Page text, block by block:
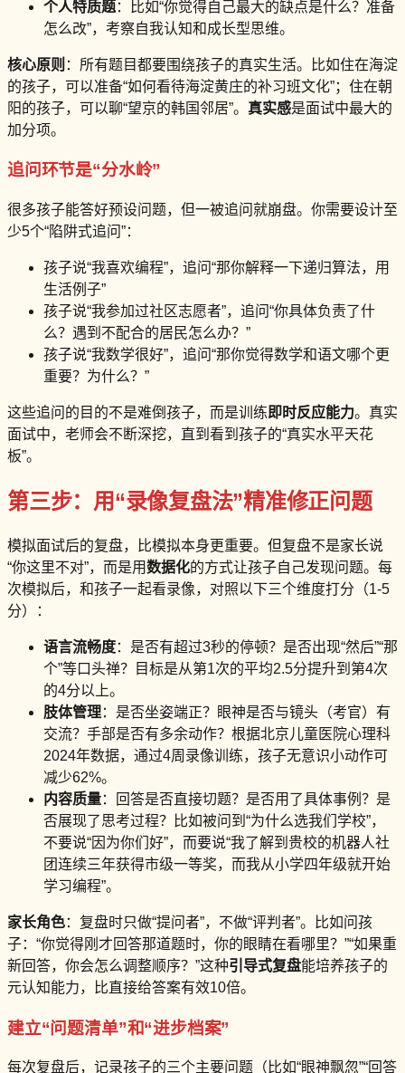
个人特质题：比如“你觉得自己最大的缺点是什么？准备
怎么改”，考察自我认知和成长型思维。
核心原则 ：所有题目都要围绕孩子的真实生活。比如住在海淀
的孩子，可以准备“如何看待海淀黄庄的补习班文化”；住在朝
阳的孩子，可以聊“望京的韩国邻居”。 真实感是面试中最大的
加分项。
追问环节是“分水岭”
很多孩子能答好预设问题，但一被追问就崩盘。你需要设计至
少5个“陷阱式追问”：
孩子说“我喜欢编程”，追问“那你解释一下递归算法，用
生活例子”
孩子说“我参加过社区志愿者”，追问“你具体负责了什
么？遇到不配合的居民怎么办？”
孩子说“我数学很好”，追问“那你觉得数学和语文哪个更
重要？为什么？”
这些追问的目的不是难倒孩子，而是训练 即时反应能力。真实
面试中，老师会不断深挖，直到看到孩子的“真实水平天花
板”。
第三步：用“录像复盘法”精准修正问题
模拟面试后的复盘，比模拟本身更重要。但复盘不是家长说
“你这里不对”，而是用数据化的方式让孩子自己发现问题。每
次模拟后，和孩子一起看录像，对照以下三个维度打分（1-5
分）：
语言流畅度：是否有超过3秒的停顿？是否出现“然后”“那
个”等口头禅？目标是从第1次的平均2.5分提升到第4次
的4分以上。
肢体管理：是否坐姿端正？眼神是否与镜头（考官）有
交流？手部是否有多余动作？根据北京儿童医院心理科
2024年数据，通过4周录像训练，孩子无意识小动作可
减少62%。
内容质量：回答是否直接切题？是否用了具体事例？是
否展现了思考过程？比如被问到“为什么选我们学校”，
不要说“因为你们好”，而要说“我了解到贵校的机器人社
团连续三年获得市级一等奖，而我从小学四年级就开始
学习编程”。
家长角色：复盘时只做“提问者”，不做“评判者”。比如问孩
子：“你觉得刚才回答那道题时，你的眼睛在看哪里？”“如果重
新回答，你会怎么调整顺序？”这种引导式复盘能培养孩子的
元认知能力，比直接给答案有效10倍。
建立“问题清单”和“进步档案”
每次复盘后，记录孩子的三个主要问题（比如“眼神飘忽”“回答